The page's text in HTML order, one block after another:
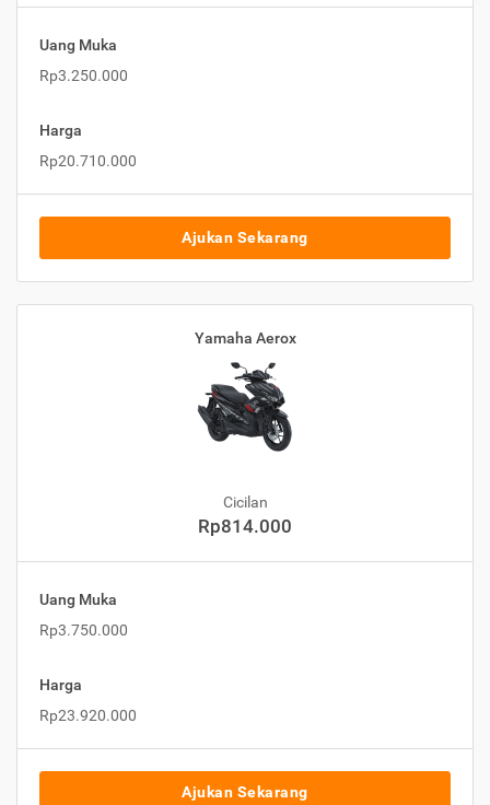
Uang Muka
Rp3.250.000
Harga
Rp20.710.000
Ajukan Sekarang
Yamaha Aerox
Cicilan
Rp814.000
Uang Muka
Rp3.750.000
Harga
Rp23.920.000
Ajukan Sekarang